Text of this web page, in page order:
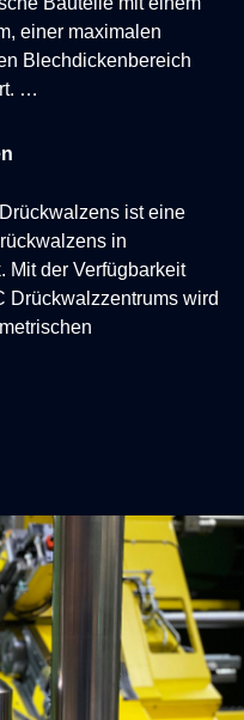
einer maximalen
Blechdickenbereich
…
ist eine
in
Mit der Verfügbarkeit
wird